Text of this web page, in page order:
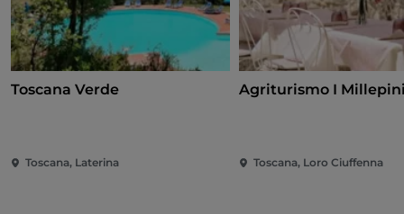
Toscana Verde
Toscana, Laterina
Agriturismo I
Toscana, Loro Ciuffenna